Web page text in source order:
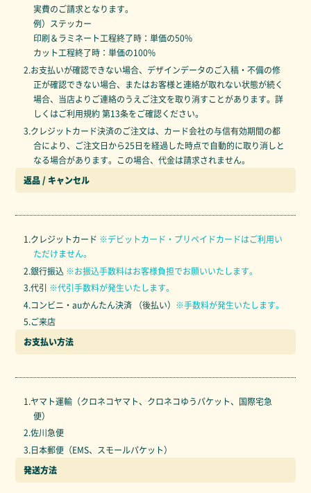
返品 / キャンセル
実費のご請求となります。
例）ステッカー
印刷＆ラミネート工程終了時：単価の50%
カット工程終了時：単価の100%
2.お支払いが確認できない場合、デザインデータのご入稿・不備の修
正が確認できない場合、またはお客様と連絡が取れない状態が続く
場合、当店よりご連絡のうえご注文を取り消すことがあります。詳
しくはご利用規約 第13条をご確認ください。
3.クレジットカード決済のご注文は、カード会社の与信有効期間の都
合により、ご注文日から25日を経過した時点で自動的に取り消しと
なる場合があります。この場合、代金は請求されません。
お支払い方法
1.クレジットカード ※デビットカード・プリペイドカードはご利用い
ただけません。
2.銀行振込 ※お振込手数料はお客様負担でお願いいたします。
3.代引 ※代引手数料が発生いたします。
4.コンビニ・auかんたん決済 （後払い） ※手数料が発生いたします。
5.ご来店
発送方法
1.ヤマト運輸（クロネコヤマト、クロネコゆうパケット、国際宅急
便）
2.佐川急便
3.日本郵便（EMS、スモールパケット）